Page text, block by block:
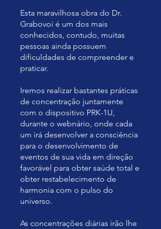
Esta maravilhosa obra do Dr.
Grabovoi é um dos mais
conhecidos, contudo, muitas
pessoas ainda possuem
dificuldades de compreender e
praticar.
Iremos realizar bastantes práticas
de concentração juntamente
com o dispositivo PRK-1U,
durante o webnário, onde cada
um irá desenvolver a consciência
para o desenvolvimento de
eventos de sua vida em direção
favorável para obter saúde total e
obter restabelecimento de
harmonia com o pulso do
universo.
As concentrações diárias irão lhe